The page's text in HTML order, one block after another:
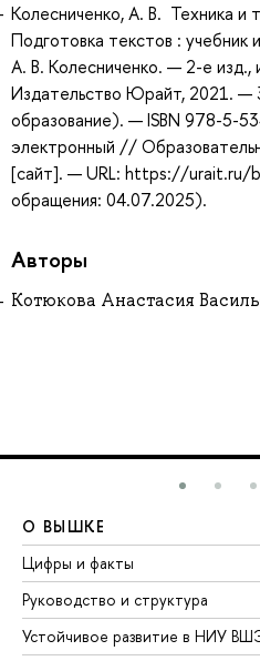
Колесниченко, А. В. Техника и
Подготовка текстов : учебник
А. В. Колесниченко. — 2-е
Издательство Юрайт, 2021.
образование). — ISBN 978-5-
электронный //
[сайт]. — URL: https://urait.ru/
обращения: 04.07.2025).
Авторы
Котюкова Анастасия
О ВЫШКЕ
Цифры и факты
Руководство и структура
Устойчивое развитие в НИУ